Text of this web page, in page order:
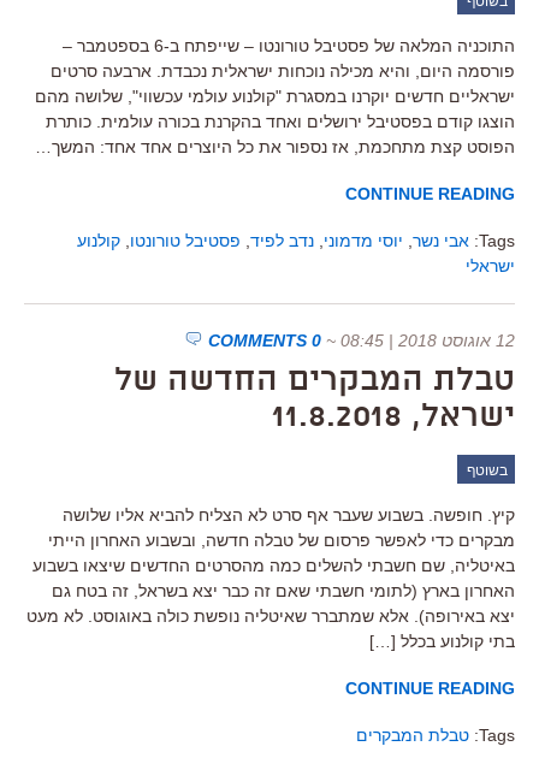
התוכניה המלאה של פסטיבל טורונטו – שייפתח ב-6 בספטמבר –
פורסמה היום, והיא מכילה נוכחות ישראלית נכבדת. ארבעה סרטים
ישראליים חדשים יוקרנו במסגרת "קולנוע עולמי עכשווי", שלושה מהם
הוצגו קודם בפסטיבל ירושלים ואחד בהקרנת בכורה עולמית. כותרת
הפוסט קצת מתחכמת, אז נספור את כל היוצרים אחד אחד: המשך…
CONTINUE READING
Tags: אבי נשר יוסי מדמוני נדב לפיד פסטיבל טורונטו קולנוע
ישראלי
12 אוגוסט 2018 | 08:45 ~
0 COMMENTS
טבלת המבקרים החדשה של
ישראל, 11.8.2018
בשוטף
קיץ. חופשה. בשבוע שעבר אף סרט לא הצליח להביא אליו שלושה
מבקרים כדי לאפשר פרסום של טבלה חדשה, ובשבוע האחרון הייתי
באיטליה, שם חשבתי להשלים כמה מהסרטים החדשים שיצאו בשבוע
האחרון בארץ (לתומי חשבתי שאם זה כבר יצא בשראל, זה בטח גם
יצא באירופה). אלא שמתברר שאיטליה נופשת כולה באוגוסט. לא מעט
בתי קולנוע בכלל […]
CONTINUE READING
Tags: טבלת המבקרים